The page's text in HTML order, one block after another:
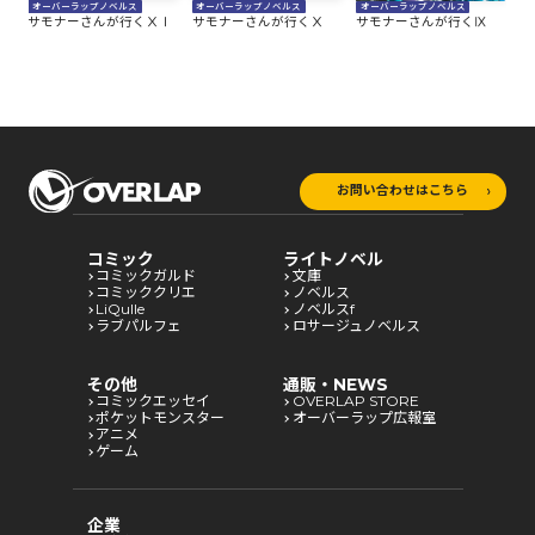
オーバーラップノベルス
サモナーさんが行くⅩⅠ
オーバーラップノベルス
サモナーさんが行くⅩ
オーバーラップノベルス
サモナーさんが行くⅨ
お問い合わせはこちら
コミック
コミックガルド
コミッククリエ
LiQulle
ラブパルフェ
ライトノベル
文庫
ノベルス
ノベルスf
ロサージュノベルス
その他
コミックエッセイ
ポケットモンスター
アニメ
ゲーム
通販・NEWS
OVERLAP STORE
オーバーラップ広報室
企業